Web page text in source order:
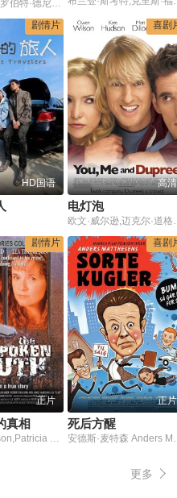
威尔·史密斯,罗伯特·德尼罗,蕾妮·齐薇格,杰克·布莱克,安吉丽娜·朱莉,马丁·斯科塞斯,齐吉·马利,道格·伊·道格,迈克尔·因佩里奥利,维森特·帕斯托雷,彼得·法尔克,凯蒂·柯丽克,大卫·索伦,戴维·P·史密斯,鲍比·J·汤普森,莱尼·维尼托,萨韦里奥·格拉,雪莉·莫里森,詹姆斯·马迪欧,弗兰克·文森特,史蒂夫·奥特曼,菲尔·拉马,詹妮弗·路易斯,肖恩·毕晓普,詹姆斯·雷恩,罗伯特·克洛特沃西,Faiz-Kevin,Mangat,克里斯蒂娜·阿奎莱拉,密西·艾莉特
剧情片
HD国语
喜剧
高清
电灯泡
欧文·威
剧情片
正片
真相
Lea Thompson,Patricia Kalember,Robert Englund,Dick O'Neill,James Marshall,Gail Cronauer
喜剧
正片
死后方醒
安德斯
更多